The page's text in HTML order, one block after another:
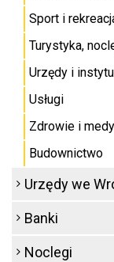
Sport i
Turystyka,
Urzędy i
Usługi
Zdrowie i
Budownictwo
Urzędy we
Banki
Noclegi